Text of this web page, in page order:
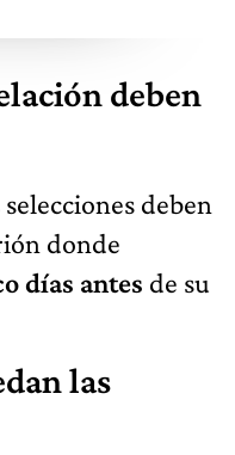
deben
selecciones deben
donde
días antes de su
las